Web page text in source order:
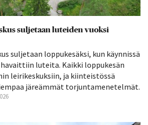
suljetaan luteiden vuoksi
suljetaan loppukesäksi, kun käynnissä
luteita. Kaikki loppukesän
leirikeskuksiin, ja kiinteistössä
järeämmät torjuntamenetelmät.